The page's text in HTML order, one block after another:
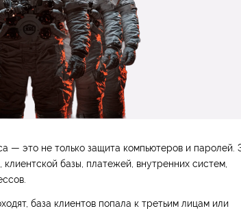
— это не только защита компьютеров и паролей.
клиентской базы, платежей, внутренних систем,
база клиентов попала к третьим лицам или